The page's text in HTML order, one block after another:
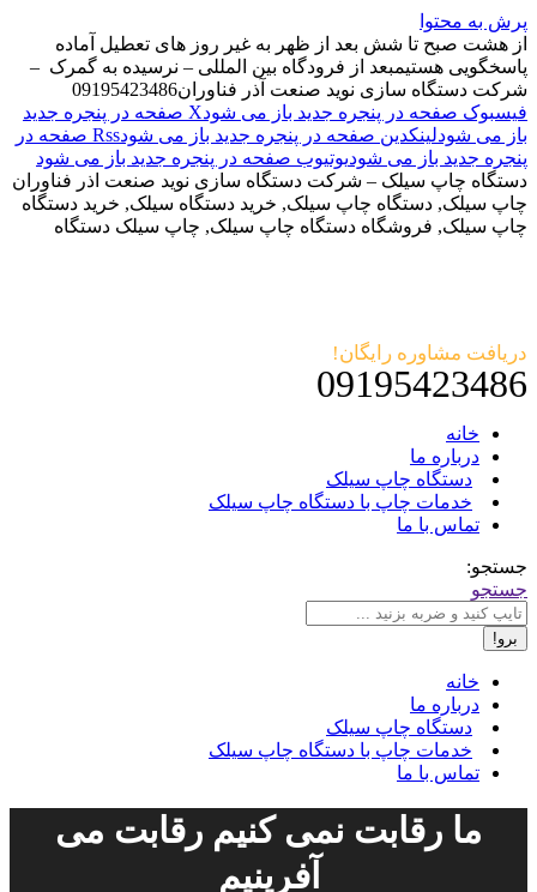
پرش به محتوا
از هشت صبح تا شش بعد از ظهر به غیر روز های تعطیل آماده
پاسخگویی هستیمبعد از فرودگاه بین المللی – نرسیده به گمرک –
شرکت دستگاه سازی نوید صنعت آذر فناوران09195423486
فیسبوک صفحه در پنجره جدید باز می شود
X صفحه در پنجره جدید
باز می شودلینکدین صفحه در پنجره جدید باز می شود
Rss صفحه در
پنجره جدید باز می شودیوتیوب صفحه در پنجره جدید باز می شود
دستگاه چاپ سیلک – شرکت دستگاه سازی نوید صنعت اذر فناوران
چاپ سیلک, دستگاه چاپ سیلک, خرید دستگاه سیلک, خرید دستگاه
چاپ سیلک, فروشگاه دستگاه چاپ سیلک, چاپ سیلک دستگاه
دریافت مشاوره رایگان!
09195423486
خانه
درباره ما
دستگاه چاپ سیلک
خدمات چاپ با دستگاه چاپ سیلک
تماس با ما
جستجو:
جستجو
خانه
درباره ما
دستگاه چاپ سیلک
خدمات چاپ با دستگاه چاپ سیلک
تماس با ما
ما رقابت نمی کنیم رقابت می
آفرینیم